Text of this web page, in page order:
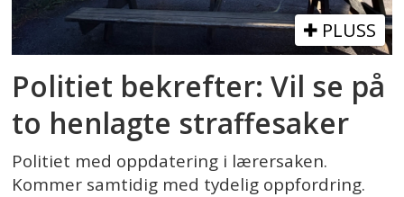
PLUSS
Politiet bekrefter: Vil se på
to henlagte straffesaker
Politiet med oppdatering i lærersaken.
Kommer samtidig med tydelig oppfordring.